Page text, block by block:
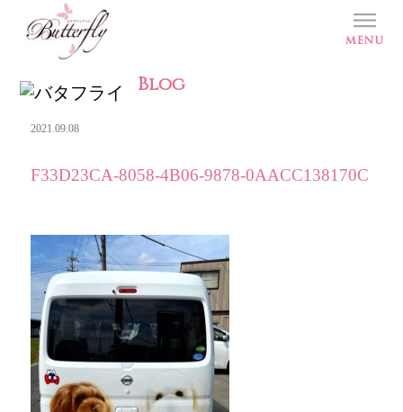
Blog
2021.09.08
F33D23CA-8058-4B06-9878-0AACC138170C